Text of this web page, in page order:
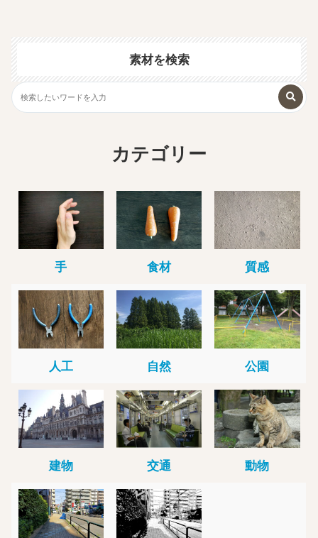
素材を検索
カテゴリー
手 食材 質感
人工 自然 公園
建物 交通 動物